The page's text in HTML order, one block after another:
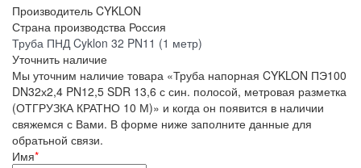
Производитель CYKLON
Страна производства Россия
Труба ПНД Cyklon 32 PN11 (1 метр)
Уточнить наличие
Мы уточним наличие товара «Труба напорная CYKLON ПЭ100
DN32х2,4 PN12,5 SDR 13,6 с син. полосой, метровая разметка
(ОТГРУЗКА КРАТНО 10 М)» и когда он появится в наличии
свяжемся с Вами. В форме ниже заполните данные для
обратьной связи.
Имя*